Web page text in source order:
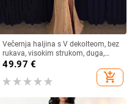
Večernja haljina s V dekolteom, bez
rukava, visokim strukom, duga,
swing kroj, poliester, zip
49.97 €
add_shopping_cart